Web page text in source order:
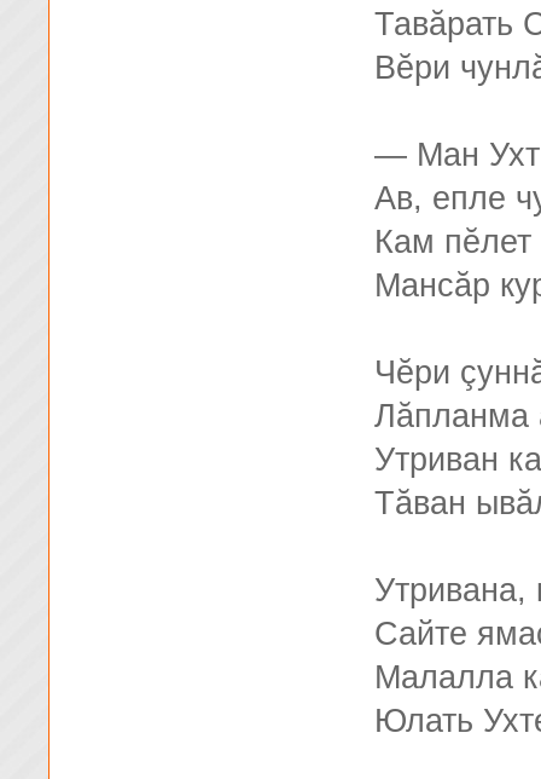
Тавăрать
Вĕри
— Ман
Ав, епле
Кам пĕлет
Мансăр
Чĕри
Лăпланма
Утриван
Тăван
Утривана,
Сайте
Малалла
Юлать